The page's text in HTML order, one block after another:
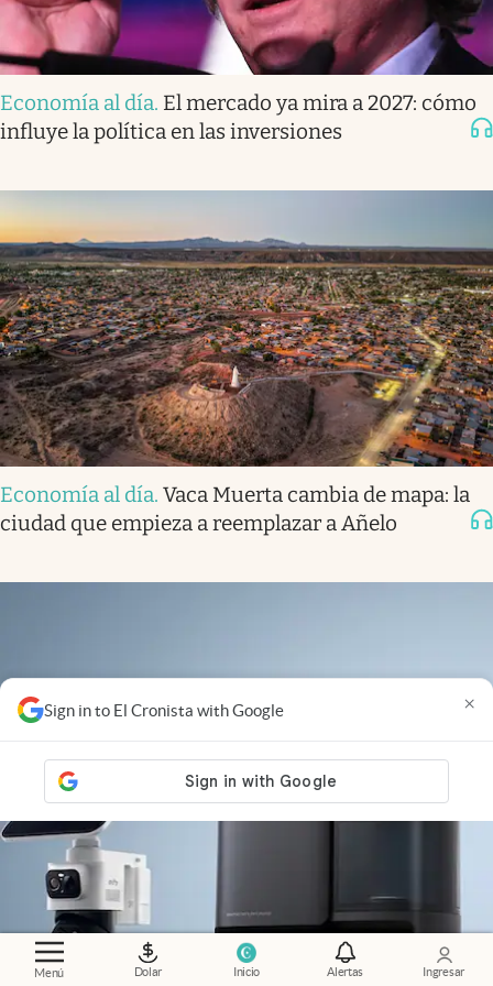
Menú Dolar Inicio Alertas Ingresar
Sign in to El Cronista with Google ×
Economía al día. El mercado ya mira a 2027: cómo
influye la política en las inversiones
Economía al día. Vaca Muerta cambia de mapa: la
ciudad que empieza a reemplazar a Añelo